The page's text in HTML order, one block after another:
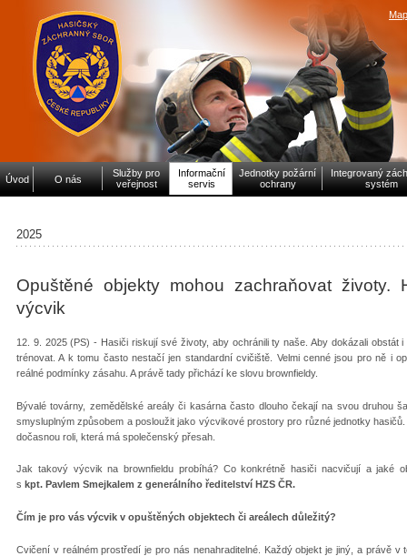
Úvod O nás
Služby pro
veřejnost
Informační
servis
Jednotky požární
ochrany
Integrovaný
systém
2025
Opuštěné objekty mohou zachraňovat životy.
výcvik
12. 9. 2025 (PS) - Hasiči riskují své životy, aby ochránili ty naše. Aby dokázali obstát
trénovat. A k tomu často nestačí jen standardní cvičiště. Velmi cenné jsou pro ně i
reálné podmínky zásahu. A právě tady přichází ke slovu brownfieldy.
Bývalé továrny, zemědělské areály či kasárna často dlouho čekají na svou druhou
smysluplným způsobem a posloužit jako výcvikové prostory pro různé jednotky
dočasnou roli, která má společenský přesah.
Jak takový výcvik na brownfieldu probíhá? Co konkrétně hasiči nacvičují a jaké
s kpt. Pavlem Smejkalem z generálního ředitelství HZS ČR.
Čím je pro vás výcvik v opuštěných objektech či areálech důležitý?
Cvičení v reálném prostředí je pro nás nenahraditelné. Každý objekt je jiný, a právě